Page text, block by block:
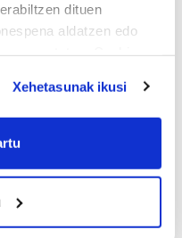
dituen
aldatzen edo
your geographical
scanning it for
Xehetasunak ikusi